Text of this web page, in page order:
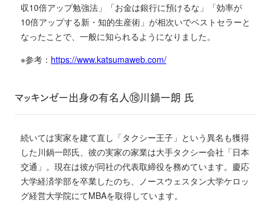
収10倍アップ勉強法」「お金は銀行に預けるな」「効率が
10倍アップする新・知的生産術」が相次いでベストセラーと
なったことで、一般に知られるようになりました。
※参考： https://www.katsumaweb.com/
マッキンゼー出身の有名人⑱川鍋一朗 氏
続いては実家を建て直し「タクシー王子」という異名も獲得
した川鍋一郎氏、彼の実家の家業は大手タクシー会社「日本
交通」。現在は彼が同社の代表取締役を務めています。慶応
大学経済学部を卒業したのち、ノースウェスタン大学ケロッ
グ経営大学院にてMBAを取得しています。